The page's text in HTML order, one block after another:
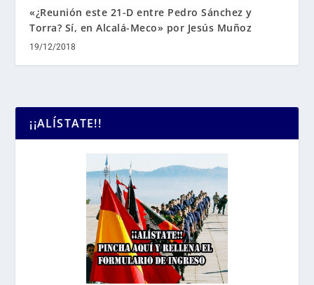
«¿Reunión este 21-D entre Pedro Sánchez y
Torra? Sí, en Alcalá-Meco» por Jesús Muñoz
19/12/2018
¡¡ALÍSTATE!!